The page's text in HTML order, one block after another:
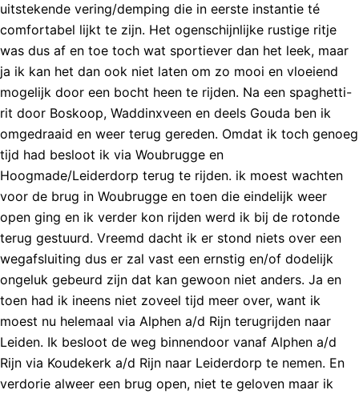
uitstekende vering/demping die in eerste instantie té
comfortabel lijkt te zijn. Het ogenschijnlijke rustige ritje
was dus af en toe toch wat sportiever dan het leek, maar
ja ik kan het dan ook niet laten om zo mooi en vloeiend
mogelijk door een bocht heen te rijden. Na een spaghetti-
rit door Boskoop, Waddinxveen en deels Gouda ben ik
omgedraaid en weer terug gereden. Omdat ik toch genoeg
tijd had besloot ik via Woubrugge en
Hoogmade/Leiderdorp terug te rijden. ik moest wachten
voor de brug in Woubrugge en toen die eindelijk weer
open ging en ik verder kon rijden werd ik bij de rotonde
terug gestuurd. Vreemd dacht ik er stond niets over een
wegafsluiting dus er zal vast een ernstig en/of dodelijk
ongeluk gebeurd zijn dat kan gewoon niet anders. Ja en
toen had ik ineens niet zoveel tijd meer over, want ik
moest nu helemaal via Alphen a/d Rijn terugrijden naar
Leiden. Ik besloot de weg binnendoor vanaf Alphen a/d
Rijn via Koudekerk a/d Rijn naar Leiderdorp te nemen. En
verdorie alweer een brug open, niet te geloven maar ik